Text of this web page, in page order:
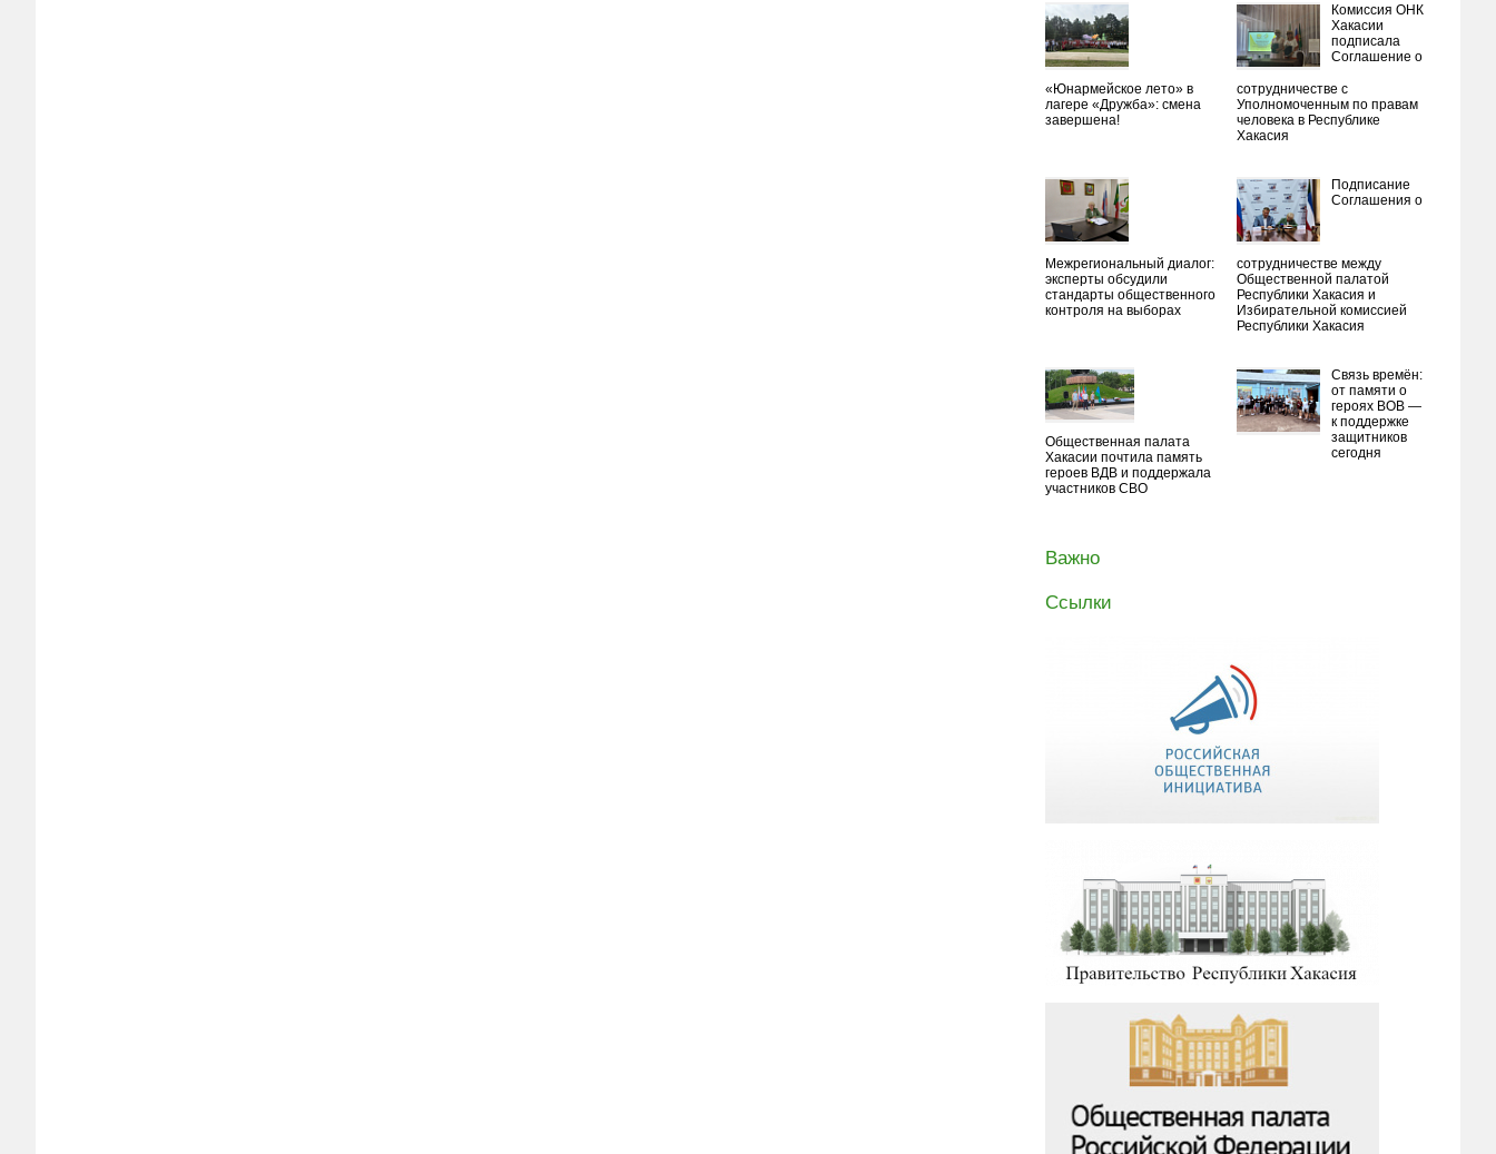
«Юнармейское лето» в
лагере «Дружба»: смена
завершена!
Комиссия ОНК
Хакасии
подписала
Соглашение о
сотрудничестве с
Уполномоченным по правам
человека в Республике
Хакасия
Межрегиональный диалог:
эксперты обсудили
стандарты общественного
контроля на выборах
Подписание
Соглашения о
сотрудничестве между
Общественной палатой
Республики Хакасия и
Избирательной комиссией
Республики Хакасия
Общественная палата
Хакасии почтила память
героев ВДВ и поддержала
участников СВО
Связь времён:
от памяти о
героях ВОВ —
к поддержке
защитников
сегодня
Важно
Ссылки